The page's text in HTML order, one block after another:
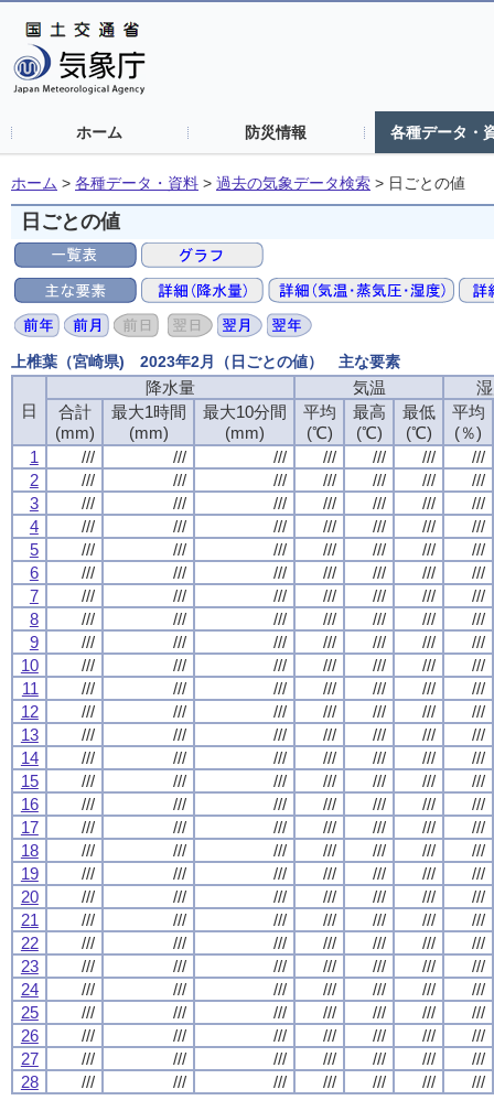
ホーム 防災情報 各種データ・
ホーム > 各種データ・資料 > 過去の気象データ検索 > 日ごとの値
日ごとの値
上椎葉（宮崎県) 2023年2月（日ごとの値） 主な要素
日
降水量 気温
合計
(mm)
最大1時間
(mm)
最大10分間
(mm)
平均
(℃)
最高
(℃)
最低
(℃)
平均
(％)
1
/// /// /// /// /// ///
///
2
/// /// /// /// /// ///
///
3
/// /// /// /// /// ///
///
4
/// /// /// /// /// ///
///
5
/// /// /// /// /// ///
///
6
/// /// /// /// /// ///
///
7
/// /// /// /// /// ///
///
8
/// /// /// /// /// ///
///
9
/// /// /// /// /// ///
///
10
/// /// /// /// /// ///
///
11
/// /// /// /// /// ///
///
12
/// /// /// /// /// ///
///
13
/// /// /// /// /// ///
///
14
/// /// /// /// /// ///
///
15
/// /// /// /// /// ///
///
16
/// /// /// /// /// ///
///
17
/// /// /// /// /// ///
///
18
/// /// /// /// /// ///
///
19
/// /// /// /// /// ///
///
20
/// /// /// /// /// ///
///
21
/// /// /// /// /// ///
///
22
/// /// /// /// /// ///
///
23
/// /// /// /// /// ///
///
24
/// /// /// /// /// ///
///
25
/// /// /// /// /// ///
///
26
/// /// /// /// /// ///
///
27
/// /// /// /// /// ///
///
28
/// /// /// /// /// /// ///